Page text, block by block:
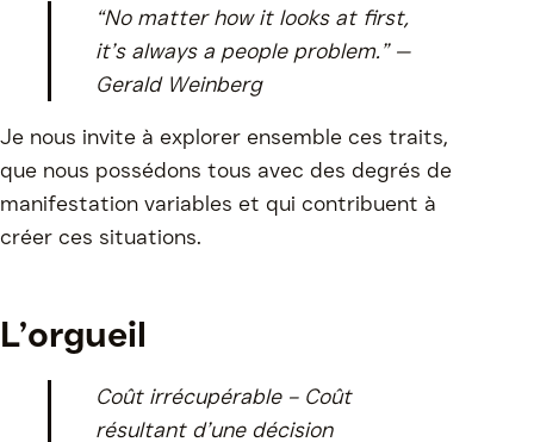
“No matter how it looks at first,
it’s always a people problem.” —
Gerald Weinberg
Je nous invite à explorer ensemble ces traits,
que nous possédons tous avec des degrés de
manifestation variables et qui contribuent à
créer ces situations.
L’orgueil
Coût irrécupérable – Coût
résultant d’une décision